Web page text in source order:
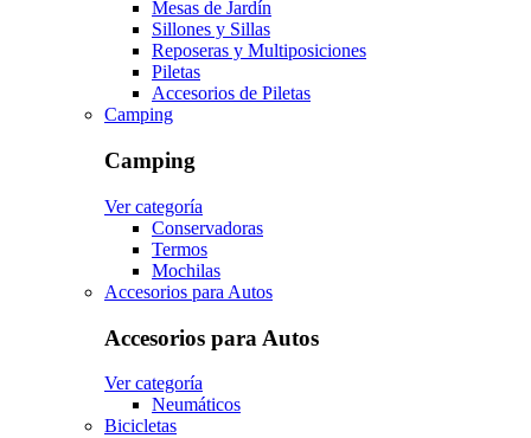
Mesas de Jardín
Sillones y Sillas
Reposeras y Multiposiciones
Piletas
Accesorios de Piletas
Camping
Camping
Ver categoría
Conservadoras
Termos
Mochilas
Accesorios para Autos
Accesorios para Autos
Ver categoría
Neumáticos
Bicicletas